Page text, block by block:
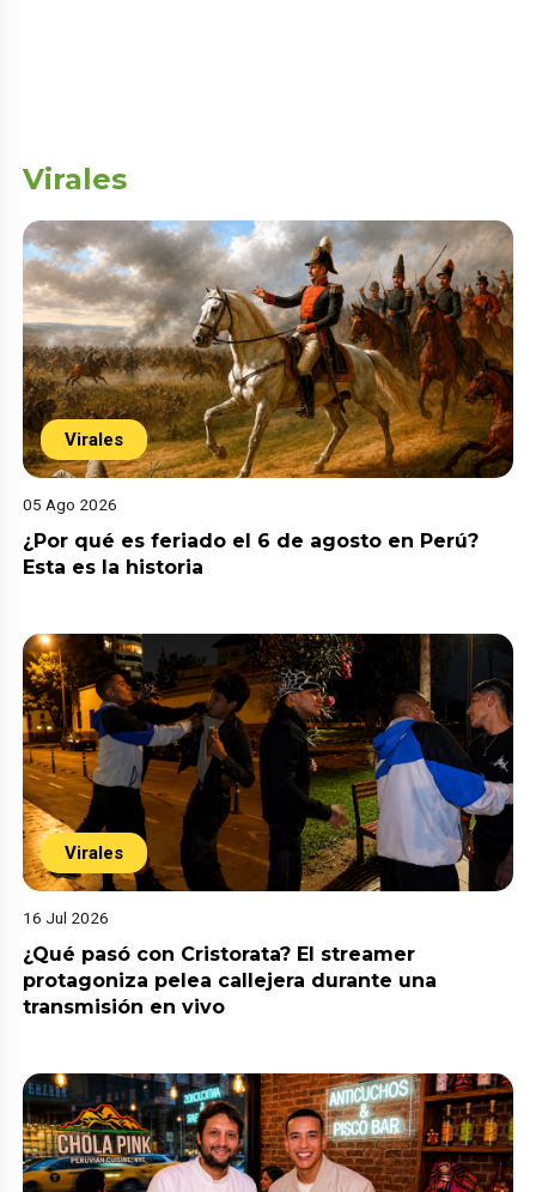
Virales
Virales
05 Ago 2026
¿Por qué es feriado el 6 de agosto en Perú?
Esta es la historia
Virales
16 Jul 2026
¿Qué pasó con Cristorata? El streamer
protagoniza pelea callejera durante una
transmisión en vivo